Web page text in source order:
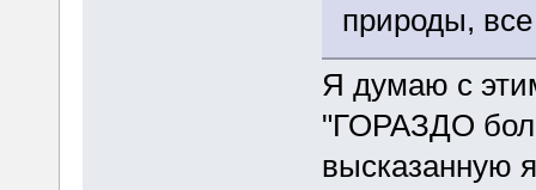
природы,
Я думаю с
"ГОРАЗДО
высказанную